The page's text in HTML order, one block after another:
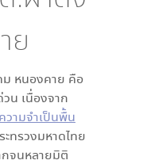
ย
ม หนองคาย คือ
น เนื่องจาก
วามจำเป็นพื้น
ทรวงมหาดไทย
กจนหลายมิติ